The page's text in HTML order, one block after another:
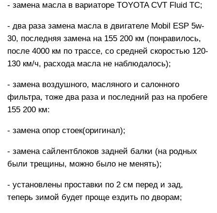
- замена масла в вариаторе TOYOTA CVT Fluid TC;
- два раза замена масла в двигателе Mobil ESP 5w-
30, последняя замена на 155 200 км (понравилось,
после 4000 км по трассе, со средней скоростью 120-
130 км/ч, расхода масла не наблюдалось);
- замена воздушного, масляного и салонного
фильтра, тоже два раза и последний раз на пробеге
155 200 км:
- замена опор стоек(оригинал);
- замена сайлентблоков задней балки (на родных
были трещины, можно было не менять);
- установлены проставки по 2 см перед и зад,
теперь зимой будет проще ездить по дворам;